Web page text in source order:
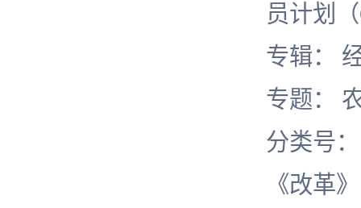
员计划（
专辑：
专题：
分类号
《改革》